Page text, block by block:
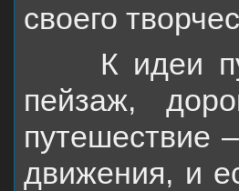
своего
К идеи
пейзаж,
путешествие
движения, и